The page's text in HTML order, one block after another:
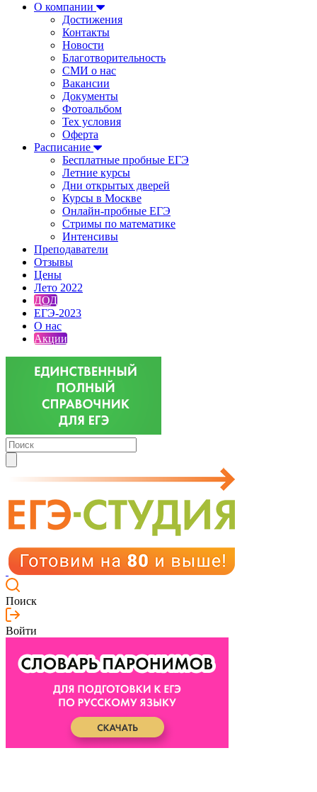
О компании
Достижения
Контакты
Новости
Благотворительность
СМИ о нас
Вакансии
Документы
Фотоальбом
Тех условия
Оферта
Расписание
Бесплатные пробные ЕГЭ
Летние курсы
Дни открытых дверей
Курсы в Москве
Онлайн-пробные ЕГЭ
Стримы по математике
Интенсивы
Преподаватели
Отзывы
Цены
Лето 2022
ДОД
ЕГЭ-2023
О нас
Акции
Поиск
Войти